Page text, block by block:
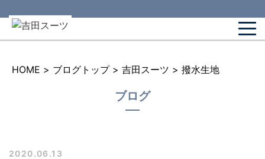
HOME > ブログトップ > 吉田スーツ > 撥水生地
ブログ
2020.06.13